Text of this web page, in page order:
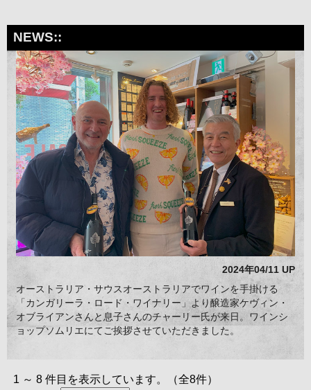
NEWS::
2024年04/11 UP
オーストラリア・サウスオーストラリアでワインを手掛ける
「カンガリーラ・ロード・ワイナリー」より醸造家ケヴィン・
オブライアンさんと息子さんのチャーリー氏が来日。ワインシ
ョップソムリエにてご挨拶させていただきました。
1 ～ 8 件目を表示しています。（全8件）